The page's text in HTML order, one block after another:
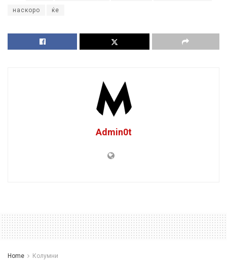
наскоро ќе
Admin0t
Home Колумни